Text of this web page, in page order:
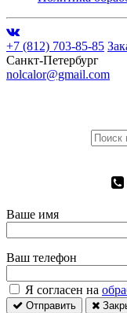
+7 (812) 703-85-85
Санкт-Петербург
nolcalor@gmail.com
Ваше имя
Ваш телефон
Я согласен на
Отправить